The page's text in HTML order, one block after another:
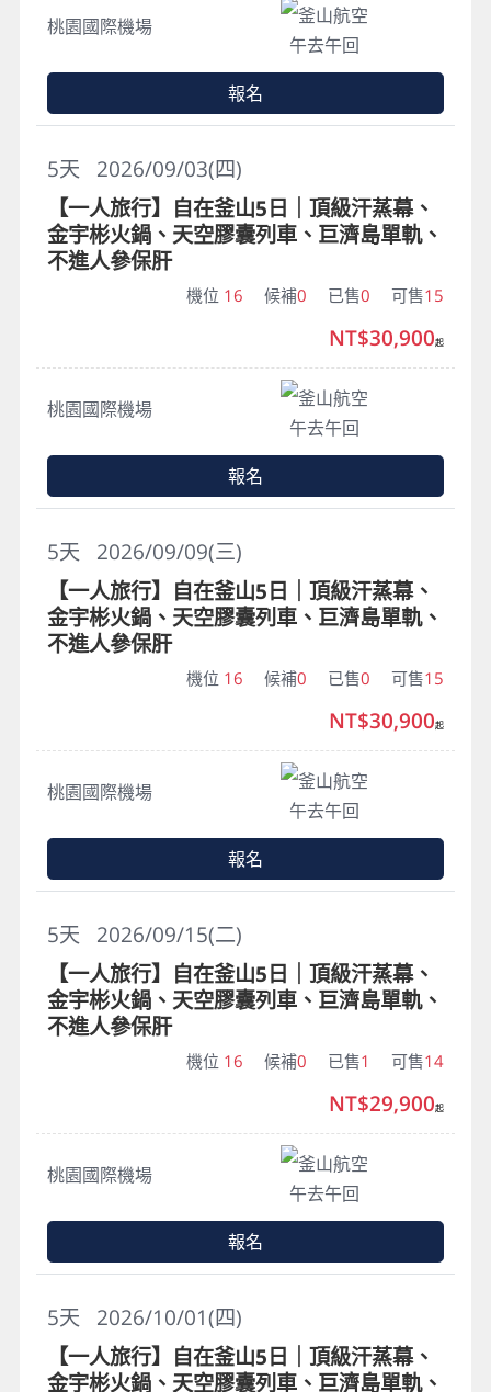
桃園國際機場
釜山航空
午去午回
報名
2026/09/03(四)
5天
【一人旅行】自在釜山5日｜頂級汗蒸幕、
金宇彬火鍋、天空膠囊列車、巨濟島單軌、
不進人參保肝
機位 16 候補0 已售0 可售15
桃園國際機場
釜山航空
午去午回
NT$30,900起
報名
2026/09/09(三)
5天
【一人旅行】自在釜山5日｜頂級汗蒸幕、
金宇彬火鍋、天空膠囊列車、巨濟島單軌、
不進人參保肝
機位 16 候補0 已售0 可售15
桃園國際機場
釜山航空
午去午回
NT$30,900起
報名
2026/09/15(二)
5天
【一人旅行】自在釜山5日｜頂級汗蒸幕、
金宇彬火鍋、天空膠囊列車、巨濟島單軌、
不進人參保肝
機位 16 候補0 已售1 可售14
桃園國際機場
釜山航空
午去午回
NT$29,900起
報名
2026/10/01(四)
5天
【一人旅行】自在釜山5日｜頂級汗蒸幕、
金宇彬火鍋、天空膠囊列車、巨濟島單軌、